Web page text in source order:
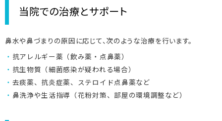
当院での治療とサポート
鼻水や鼻づまりの原因に応じて、次のような治療を行います。
抗アレルギー薬（飲み薬・点鼻薬）
抗生物質（細菌感染が疑われる場合）
去痰薬、抗炎症薬、ステロイド点鼻薬など
鼻洗浄や生活指導（花粉対策、部屋の環境調整など）